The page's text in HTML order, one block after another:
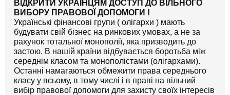
ВІДКРИТИ УКРАЇНЦЯМ ДОСТУП ДО ВІЛЬНОГО
ВИБОРУ ПРАВОВОЇ ДОПОМОГИ !
Українські фінансові групи ( олігархи ) мають
будувати свій бізнес на ринкових умовах, а не за
рахунок тотальної монополії, яка призводить до
застою. В нашій країни відбувається боротьба між
середнім класом та монополістами (олігархами).
Останні намагаються обмежити права середнього
класу у всьому, в тому числі і в праві на вільний
вибір правової допомоги для захисту своїх інтересів